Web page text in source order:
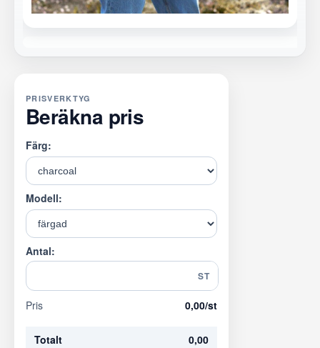
PRISVERKTYG
Beräkna pris
Färg:
Modell:
Antal:
ST
Pris 0,00/st
Totalt 0,00